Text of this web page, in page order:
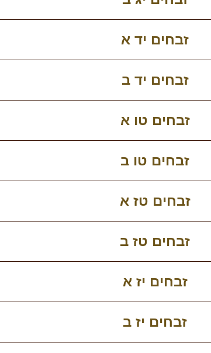
זבחים יד א
זבחים יד ב
זבחים טו א
זבחים טו ב
זבחים טז א
זבחים טז ב
זבחים יז א
זבחים יז ב